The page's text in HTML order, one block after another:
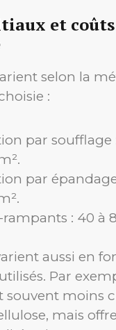
et
selon la
:
par soufflage
par
rampants : 40 à
aussi en
Par
souvent moins
mais